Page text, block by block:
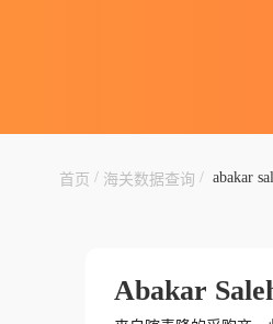
首页 / 海关数据查询 / abakar
Abakar